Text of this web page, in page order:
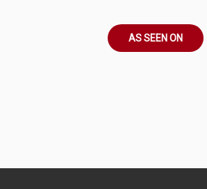
AS SEEN ON